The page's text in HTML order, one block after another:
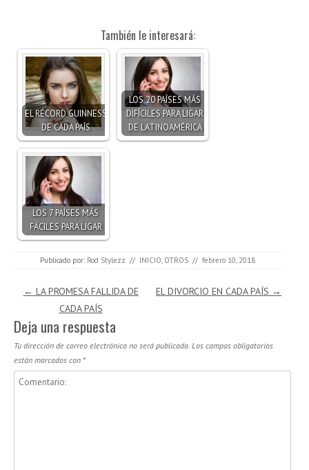
También le interesará:
EL RÉCORD GUINNESS
DE CADA PAÍS
LOS 20 PAÍSES MÁS
DIFÍCILES PARA LIGAR
DE LATINOAMÉRICA
LOS 7 PAÍSES MÁS
FÁCILES PARA LIGAR
Publicado por: Rod Stylezz // INICIO OTROS // febrero 10, 2018
Navegación de entradas
← LA PROMESA FALLIDA DE
CADA PAÍS
EL DIVORCIO EN CADA PAÍS →
Deja una respuesta
Tu dirección de correo electrónico no será publicada. Los campos obligatorios
están marcados con *